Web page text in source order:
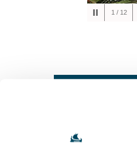
1 / 12